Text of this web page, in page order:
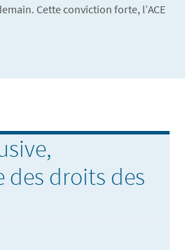
Cette conviction forte, l’ACE
des droits des